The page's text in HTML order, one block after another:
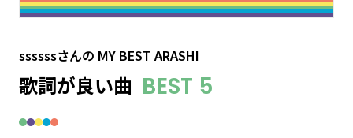
ssssssさんの MY BEST ARASHI
歌詞が良い曲 BEST 5